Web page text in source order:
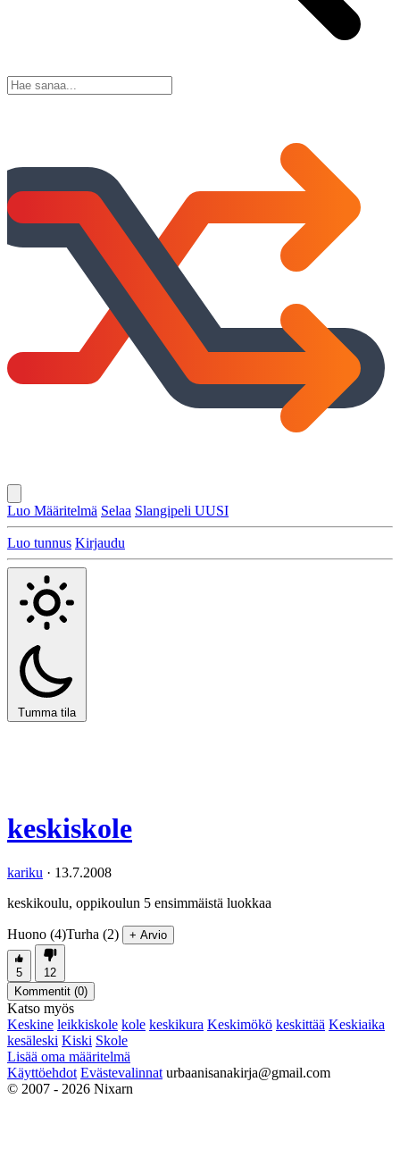
Luo Määritelmä Selaa Slangipeli UUSI
Luo tunnus Kirjaudu
Tumma tila
keskiskole
kariku · 13.7.2008
keskikoulu, oppikoulun 5 ensimmäistä luokkaa
Huono (4)Turha (2) + Arvio
5
12
Kommentit (0)
Katso myös
Keskine leikkiskole kole keskikura Keskimökö keskittää Keskiaika
kesäleski Kiski Skole
Lisää oma määritelmä
Käyttöehdot Evästevalinnat urbaanisanakirja@gmail.com
© 2007 - 2026 Nixarn